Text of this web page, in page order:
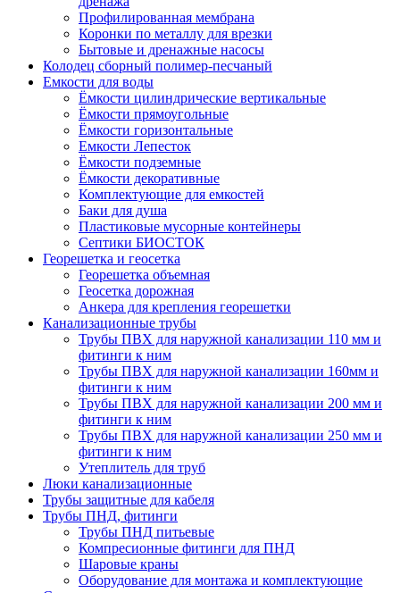
Профилированная мембрана
Коронки по металлу для врезки
Бытовые и дренажные насосы
Колодец сборный полимер-песчаный
Емкости для воды
Ёмкости цилиндрические вертикальные
Ёмкости прямоугольные
Ёмкости горизонтальные
Емкости Лепесток
Ёмкости подземные
Ёмкости декоративные
Комплектующие для емкостей
Баки для душа
Пластиковые мусорные контейнеры
Септики БИОСТОК
Георешетка и геосетка
Георешетка объемная
Геосетка дорожная
Анкера для крепления георешетки
Канализационные трубы
Трубы ПВХ для наружной канализации 110 мм и
фитинги к ним
Трубы ПВХ для наружной канализации 160мм и
фитинги к ним
Трубы ПВХ для наружной канализации 200 мм и
фитинги к ним
Трубы ПВХ для наружной канализации 250 мм и
фитинги к ним
Утеплитель для труб
Люки канализационные
Трубы защитные для кабеля
Трубы ПНД, фитинги
Трубы ПНД питьевые
Компресионные фитинги для ПНД
Шаровые краны
Оборудование для монтажа и комплектующие